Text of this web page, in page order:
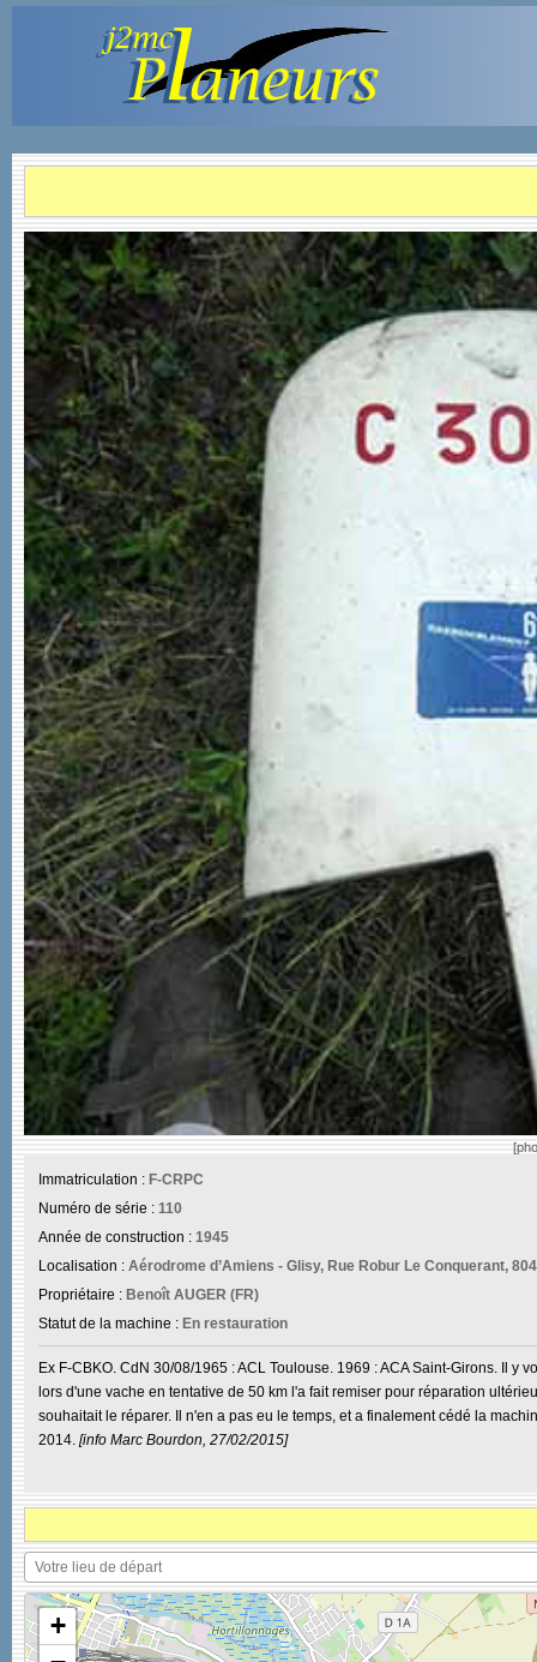
Immatriculation : F-CRPC
Numéro de série : 110
Année de construction : 1945
Localisation : Aérodrome d’Amiens - Glisy, Rue Robur Le Conquerant,
Propriétaire : Benoît AUGER (FR)
Statut de la machine : En restauration
Ex F-CBKO. CdN 30/08/1965 : ACL Toulouse. 1969 : ACA Saint-Girons. Il
lors d'une vache en tentative de 50 km l'a fait remiser pour réparation
souhaitait le réparer. Il n'en a pas eu le temps, et a finalement cédé la
2014. [info Marc Bourdon, 27/02/2015]
+